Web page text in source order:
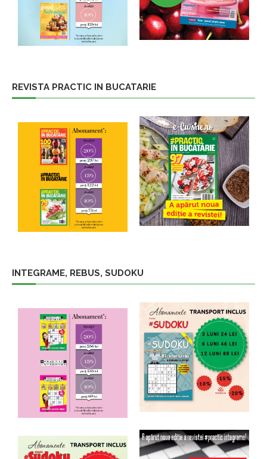
REVISTA PRACTIC IN BUCATARIE
INTEGRAME, REBUS, SUDOKU